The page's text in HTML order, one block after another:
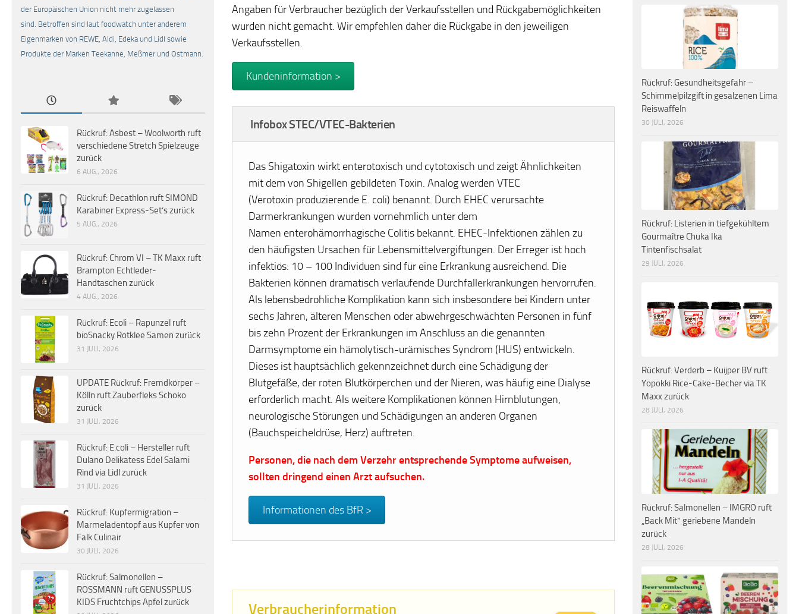
Angaben für Verbraucher bezüglich der Verkaufsstellen und Rückgabemöglichkeiten
wurden nicht gemacht. Wir empfehlen daher die Rückgabe in den jeweiligen
Verkaufsstellen.
Kundeninformation >
Infobox STEC/VTEC-Bakterien
Das Shigatoxin wirkt enterotoxisch und cytotoxisch und zeigt Ähnlichkeiten
mit dem von Shigellen gebildeten Toxin. Analog werden VTEC
(Verotoxin produzierende E. coli) benannt. Durch EHEC verursachte
Darmerkrankungen wurden vornehmlich unter dem
Namen enterohämorrhagische Colitis bekannt. EHEC-Infektionen zählen zu
den häufigsten Ursachen für Lebensmittelvergiftungen. Der Erreger ist hoch
infektiös: 10 – 100 Individuen sind für eine Erkrankung ausreichend. Die
Bakterien können dramatisch verlaufende Durchfallerkrankungen hervorrufen.
Als lebensbedrohliche Komplikation kann sich insbesondere bei Kindern unter
sechs Jahren, älteren Menschen oder abwehrgeschwächten Personen in fünf
bis zehn Prozent der Erkrankungen im Anschluss an die genannten
Darmsymptome ein hämolytisch-urämisches Syndrom (HUS) entwickeln.
Dieses ist hauptsächlich gekennzeichnet durch eine Schädigung der
Blutgefäße, der roten Blutkörperchen und der Nieren, was häufig eine Dialyse
erforderlich macht. Als weitere Komplikationen können Hirnblutungen,
neurologische Störungen und Schädigungen an anderen Organen
(Bauchspeicheldrüse, Herz) auftreten.
Personen, die nach dem Verzehr entsprechende Symptome aufweisen,
sollten dringend einen Arzt aufsuchen.
Informationen des BfR >
Verbraucherinformation
der Europäischen Union nicht mehr zugelassen
sind. Betroffen sind laut foodwatch unter anderem
Eigenmarken von REWE, Aldi, Edeka und Lidl sowie
Produkte der Marken Teekanne, Meßmer und Ostmann.
Rückruf: Asbest – Woolworth ruft
verschiedene Stretch Spielzeuge
zurück
6 AUG., 2026
Rückruf: Decathlon ruft SIMOND
Karabiner Express-Set’s zurück
5 AUG., 2026
Rückruf: Chrom VI – TK Maxx ruft
Brampton Echtleder-
Handtaschen zurück
4 AUG., 2026
Rückruf: Ecoli – Rapunzel ruft
bioSnacky Rotklee Samen zurück
31 JULI, 2026
UPDATE Rückruf: Fremdkörper –
Kölln ruft Zauberfleks Schoko
zurück
31 JULI, 2026
Rückruf: E.coli – Hersteller ruft
Dulano Delikatess Edel Salami
Rind via Lidl zurück
31 JULI, 2026
Rückruf: Kupfermigration –
Marmeladentopf aus Kupfer von
Falk Culinair
30 JULI, 2026
Rückruf: Salmonellen –
ROSSMANN ruft GENUSSPLUS
KIDS Fruchtchips Apfel zurück
Rückruf: Gesundheitsgefahr –
Schimmelpilzgift in gesalzenen Lima
Reiswaffeln
30 JULI, 2026
Rückruf: Listerien in tiefgekühltem
Gourmaître Chuka Ika
Tintenfischsalat
29 JULI, 2026
Rückruf: Verderb – Kuijper BV ruft
Yopokki Rice-Cake-Becher via TK
Maxx zurück
28 JULI, 2026
Rückruf: Salmonellen – IMGRO ruft
„Back Mit“ geriebene Mandeln
zurück
28 JULI, 2026